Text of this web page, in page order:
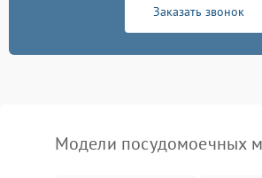
Заказать звонок
Модели посудомоечных